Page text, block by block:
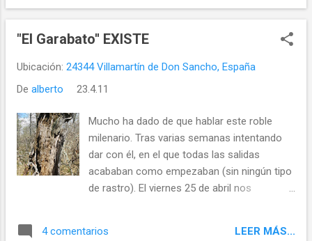
pudiendo dar a conocer a mujeres de la
establecer su residencia en alguno de los
la caravana esta en el aire porque muchos
se están haciendo los remolones a la hora
oportunidad que pueden perder. En principio
el cupo esta abierto a más vecinos de la
zona así que si eres uno de los solteros no
dudes en dejar pasar esta ocasión. Y si
conoceis a algún potencial interesado
"El Garabato'' EXISTE
Ubicación: 24344 Villamartín de Don Sancho, España
De alberto 23.4.11
Mucho ha dado de que hablar este roble
milenario. Tras varias semanas intentando
dar con él, en el que todas las salidas
acababan como empezaban (sin ningún tipo
de rastro). El viernes 25 de abril nos
Antes de nada, dar las gracias a Dani, Silvia y
4 comentarios LEER MÁS...